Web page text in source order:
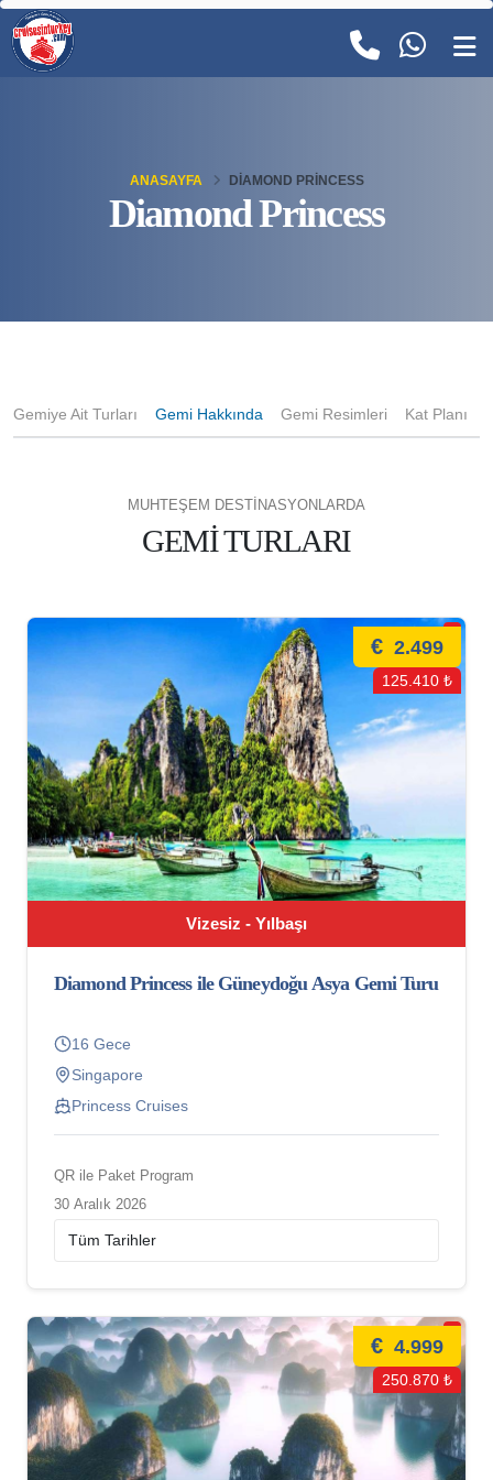
Diamond Princess
ANASAYFA DIAMOND PRINCESS
Gemiye Ait Turları Gemi Hakkında Gemi Resimleri Kat Planı
MUHTEŞEM DESTİNASYONLARDA
GEMİ TURLARI
Vizesiz - Yılbaşı
€ 2.499
125.410 ₺
Diamond Princess ile Güneydoğu Asya Gemi Turu
16 Gece
Singapore
Princess Cruises
QR ile Paket Program
30 Aralık 2026
€ 4.999
250.870 ₺